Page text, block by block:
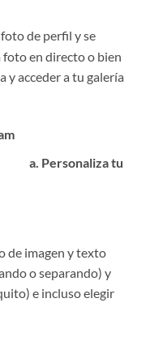
de perfil y se
foto en directo o bien
y acceder a tu galería
a. Personaliza tu
de imagen y texto
o separando) y
e incluso elegir